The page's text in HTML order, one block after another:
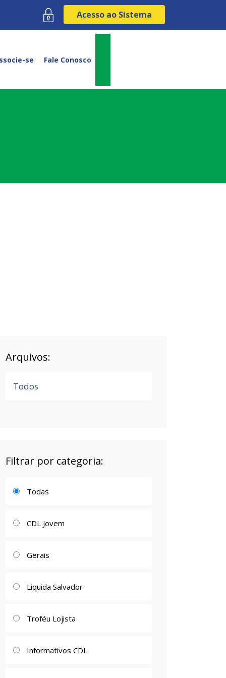
Acesso ao Sistema
se Fale Conosco
Arquivos:
Todos
Filtrar por categoria:
Todas
CDL Jovem
Gerais
Liquida Salvador
Troféu Lojista
Informativos CDL